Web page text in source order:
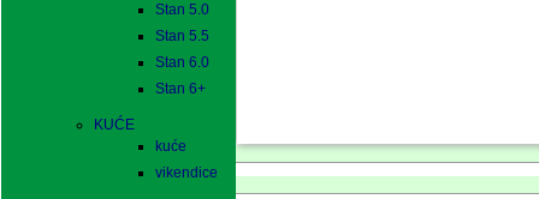
Stan 5.0
Stan 5.5
Stan 6.0
Stan 6+
KUĆE
kuće
vikendice